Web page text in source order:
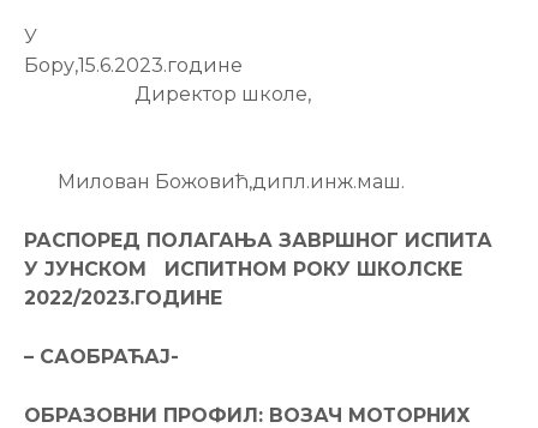
У
Бору,15.6.2023.године
Директор школе,
Милован Божовић,дипл.инж.маш.
РАСПОРЕД ПОЛАГАЊА ЗАВРШНОГ ИСПИТА
У ЈУНСКОМ ИСПИТНОМ РОКУ ШКОЛСКЕ
2022/2023.ГОДИНЕ
– САОБРАЋАЈ-
ОБРАЗОВНИ ПРОФИЛ: ВОЗАЧ МОТОРНИХ